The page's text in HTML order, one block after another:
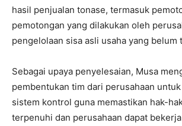
hasil penjualan tonase, termasuk
pemotongan yang dilakukan oleh
pengelolaan sisa asli usaha yang belum
Sebagai upaya penyelesaian, Musa
pembentukan tim dari perusahaan
sistem kontrol guna memastikan hak-
terpenuhi dan perusahaan dapat